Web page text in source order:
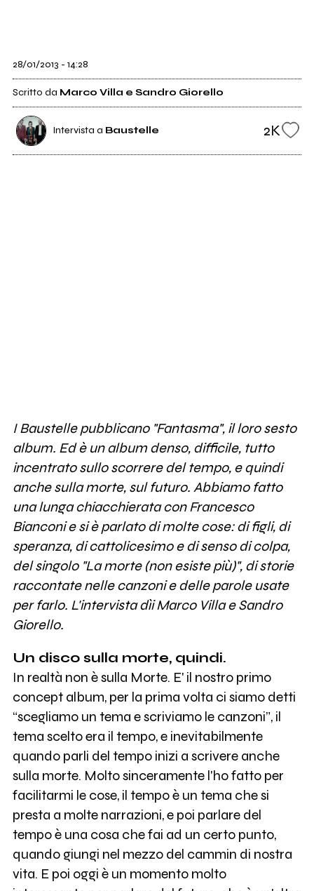
28/01/2013 - 14:28
Scritto da Marco Villa e Sandro Giorello
Intervista a Baustelle 2K
I Baustelle pubblicano "Fantasma", il loro sesto
album. Ed è un album denso, difficile, tutto
incentrato sullo scorrere del tempo, e quindi
anche sulla morte, sul futuro. Abbiamo fatto
una lunga chiacchierata con Francesco
Bianconi e si è parlato di molte cose: di figli, di
speranza, di cattolicesimo e di senso di colpa,
del singolo "La morte (non esiste più)", di storie
raccontate nelle canzoni e delle parole usate
per farlo. L'intervista dìi Marco Villa e Sandro
Giorello.
Un disco sulla morte, quindi.
In realtà non è sulla Morte. E' il nostro primo
concept album, per la prima volta ci siamo detti
“scegliamo un tema e scriviamo le canzoni”, il
tema scelto era il tempo, e inevitabilmente
quando parli del tempo inizi a scrivere anche
sulla morte. Molto sinceramente l'ho fatto per
facilitarmi le cose, il tempo è un tema che si
presta a molte narrazioni, e poi parlare del
tempo è una cosa che fai ad un certo punto,
quando giungi nel mezzo del cammin di nostra
vita. E poi oggi è un momento molto